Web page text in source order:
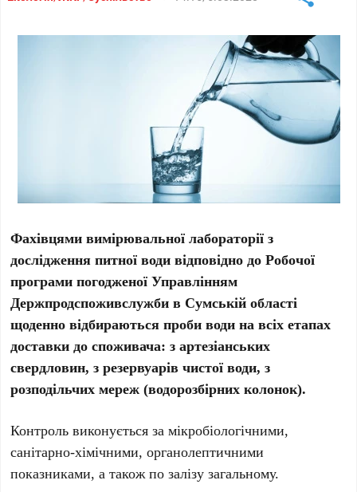
Фахівцями вимірювальної лабораторії з
дослідження питної води відповідно до Робочої
програми погодженої Управлінням
Держпродспоживслужби в Сумській області
щоденно відбираються проби води на всіх етапах
доставки до споживача: з артезіанських
свердловин, з резервуарів чистої води, з
розподільчих мереж (водорозбірних колонок).
Контроль виконується за мікробіологічними,
санітарно-хімічними, органолептичними
показниками, а також по залізу загальному.